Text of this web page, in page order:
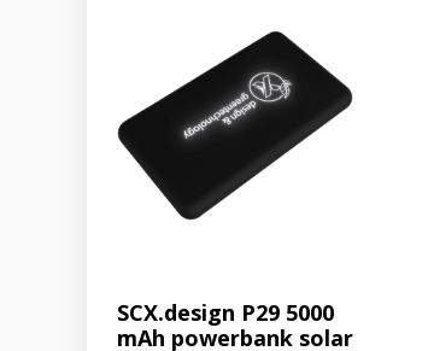
SCX.design P29 5000
mAh powerbank solar